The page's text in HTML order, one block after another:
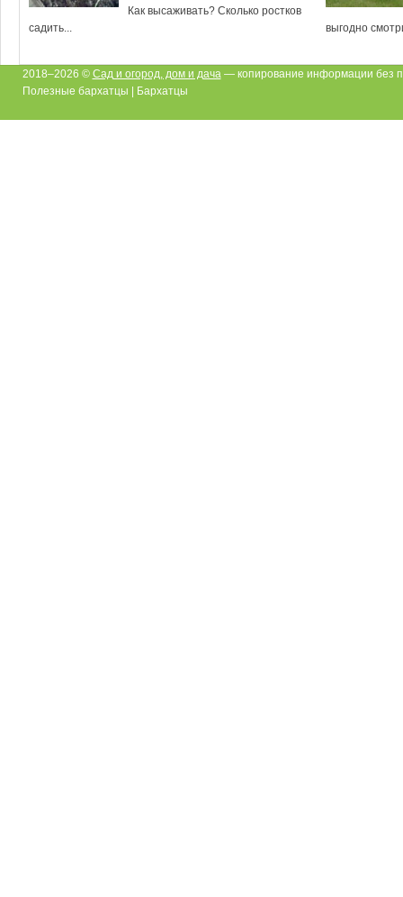
Как высаживать? Сколько ростков
садить...
выгодно
2018–2026 © Сад и огород, дом и дача — копирование информации без
Полезные бархатцы | Бархатцы